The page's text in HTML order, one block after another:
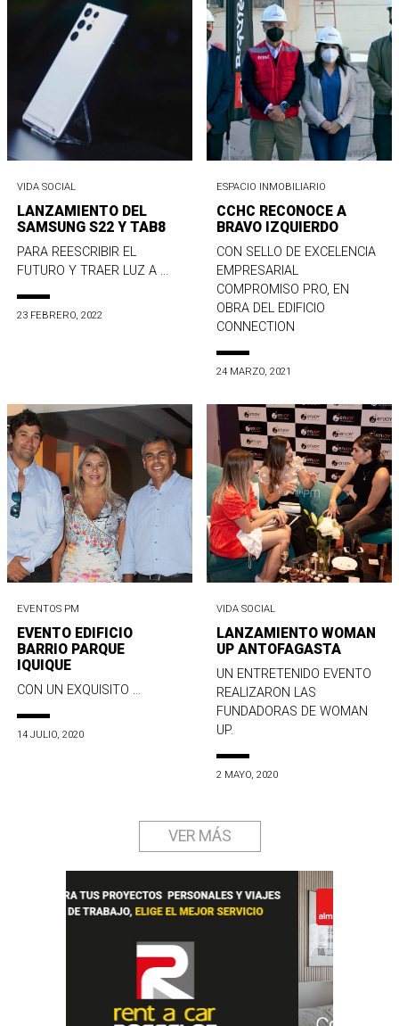
VIDA SOCIAL
LANZAMIENTO DEL
SAMSUNG S22 Y TAB8
PARA REESCRIBIR EL
FUTURO Y TRAER LUZ A ...
23 FEBRERO, 2022
ESPACIO INMOBILIARIO
CCHC RECONOCE A
BRAVO IZQUIERDO
CON SELLO DE EXCELENCIA
EMPRESARIAL
COMPROMISO PRO, EN
OBRA DEL EDIFICIO
CONNECTION
24 MARZO, 2021
EVENTOS PM
EVENTO EDIFICIO
BARRIO PARQUE
IQUIQUE
CON UN EXQUISITO ...
14 JULIO, 2020
VIDA SOCIAL
LANZAMIENTO WOMAN
UP ANTOFAGASTA
UN ENTRETENIDO EVENTO
REALIZARON LAS
FUNDADORAS DE WOMAN
UP.
2 MAYO, 2020
VER MÁS